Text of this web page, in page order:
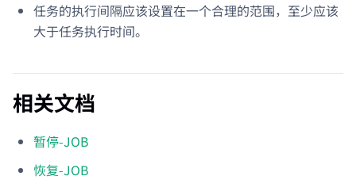
任务的执行间隔应该设置在一个合理的范围，至少应该
大于任务执行时间。
相关文档
暂停-JOB
恢复-JOB